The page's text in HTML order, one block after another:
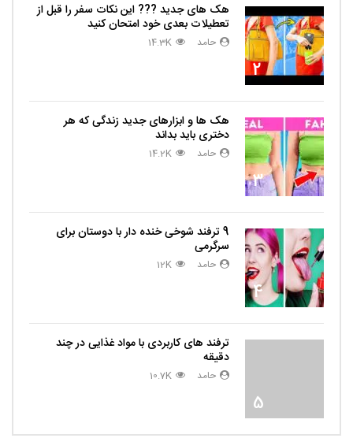
2
هک های جدید ??️? این نکات سفر را قبل از
تعطیلات بعدی خود امتحان کنید
حامد 14.3K
3
هک ها و ابزارهای جدید زندگی که هر
دختری باید بداند
حامد 14.2K
4
9 ترفند شوخی خنده دار با دوستان برای
سرگرمی
حامد 12K
5
ترفند های کاربردی با مواد غذایی در چند
دقیقه
حامد 10.7K